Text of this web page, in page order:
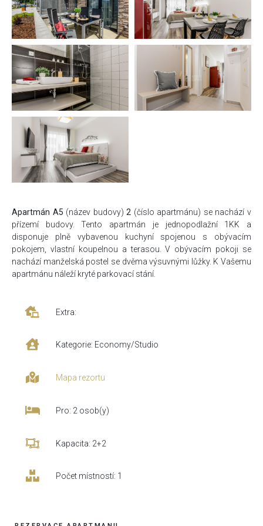
Apartmán A5 (název budovy)2 (číslo apartmánu) se nachází v
přízemí budovy. Tento apartmán je jednopodlažní 1KK a
disponuje plně vybavenou kuchyní spojenou s obývacím
pokojem, vlastní koupelnou a terasou. V obývacím pokoji se
nachází manželská postel se dvěma výsuvnými lůžky. K Vašemu
apartmánu náleží kryté parkovací stání.
Extra:
Kategorie: Economy/Studio
Mapa rezortu
Pro: 2 osob(y)
Kapacita: 2+2
Počet místností: 1